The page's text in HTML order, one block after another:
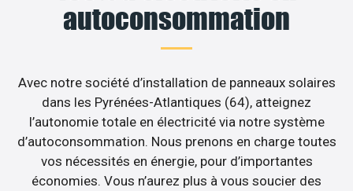
autoconsommation
Avec notre société d’installation de panneaux solaires
dans les Pyrénées-Atlantiques (64), atteignez
l’autonomie totale en électricité via notre système
d’autoconsommation. Nous prenons en charge toutes
vos nécessités en énergie, pour d’importantes
économies. Vous n’aurez plus à vous soucier des